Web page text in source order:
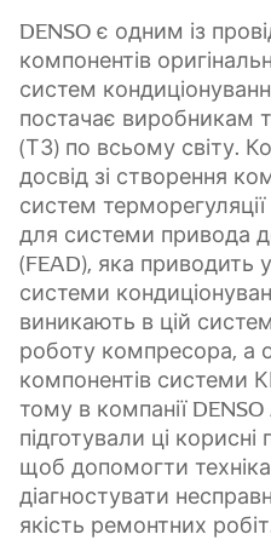
DENSO є одним із
компонентів
систем
постачає виробникам
(ТЗ) по всьому світу.
досвід зі створення
систем
для системи привода
(FEAD), яка приводить
системи
виникають в цій
роботу компресора, а
компонентів системи
тому в компанії
підготували ці
щоб допомогти
діагностувати
якість ремонтних